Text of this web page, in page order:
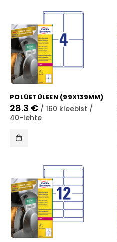
POLÜETÜLEEN (99X139MM)
28.3 € / 160 kleebist /
40-lehte